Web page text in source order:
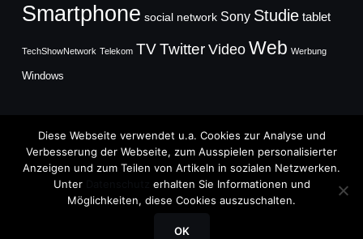
Smartphone social network Sony Studie tablet
TechShowNetwork Telekom TVTwitter Video Web Werbung
Windows
Copyright © 2026
TechFieber Blog
Diese Webseite verwendet u.a. Cookies zur Analyse und
Verbesserung der Webseite, zum Ausspielen personalisierter
Anzeigen und zum Teilen von Artikeln in sozialen Netzwerken.
Unter
erhalten Sie Informationen und
Möglichkeiten, diese Cookies auszuschalten.
OK